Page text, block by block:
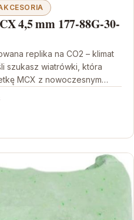
4,5 mm 177-88G-30-
replika na CO2 – klimat
szukasz wiatrówki, która
MCX z nowoczesnym